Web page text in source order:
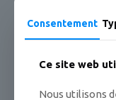
EN PROMOTION
Consentement
Ce site web
Nous utilisons